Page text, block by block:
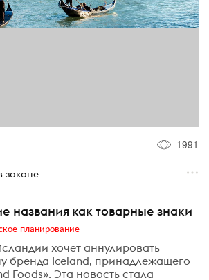
1991
законе
названия как товарные знаки
планирование
хочет аннулировать
бренда Iceland, принадлежащего
Foods». Эта новость стала